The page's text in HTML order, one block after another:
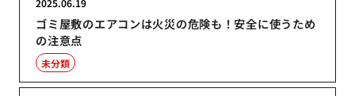
ゴミ屋敷のエアコンは火災の危険も！安全に使うため
の注意点
2025.06.19
未分類